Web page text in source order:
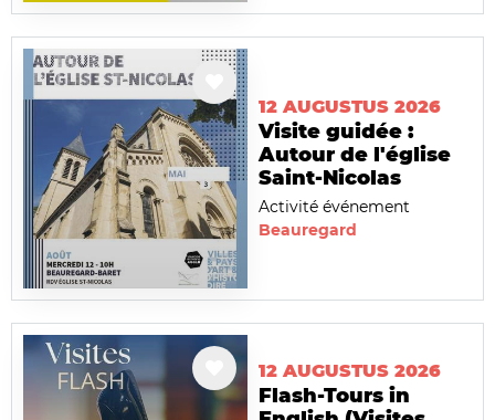
12 AUGUSTUS 2026
Visite guidée :
Autour de l'église
Saint-Nicolas
Activité événement
Beauregard
12 AUGUSTUS 2026
Flash-Tours in